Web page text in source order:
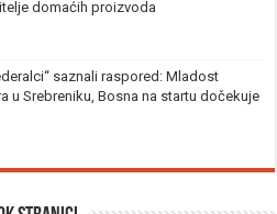
domaćih proizvoda
saznali raspored: Mladost
u Srebreniku, Bosna na startu dočekuje